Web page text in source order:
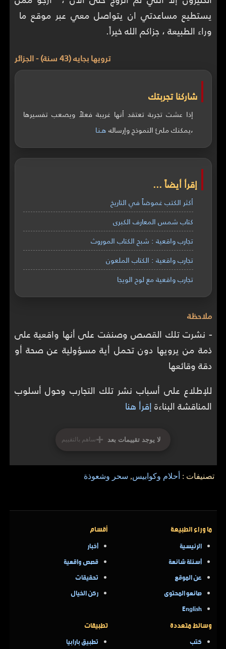
يستطيع مساعدتي ان يتواصل معي عبر موقع ما
وراء الطبيعة ، جزاكم الله خيراً.
ترويها بجايه (43 سنة) - الجزائر
شاركنا تجربتك
إذا عشت تجربة تعتقد أنها غريبة فعلاً ويصعب تفسيرها
،يمكنك ملئ النموذج وإرسالههـنـا
إقرأ أيضاً ...
أكثر الكتب غموضاً في التاريخ
كتاب شمس المعارف الكبرى
تجارب واقعية : شبح الكتاب الموروث
تجارب واقعية : الكتاب الملعون
تجارب واقعية مع لوح الويجا
ملاحظة
- نشرت تلك القصص وصنفت على أنها واقعية على
ذمة من يرويها دون تحمل أية مسؤولية عن صحة أو
دقة وقائعها
للإطلاع على أسباب نشر تلك التجارب وحول أسلوب
المناقشة البناءةإقرأ هنا
لا يوجد تقييمات بعد +ساهم بالتقييم
تصنيفات : أحلام وكوابيس, سحر وشعوذة
ما وراء الطبيعة
الرئيسية
أسئلة شائعة
عن الموقع
صانعو المحتوى
English
أقسام
أخبار
قصص واقعية
تحقيقات
ركن الخيال
وسائط متعددة
كتب
تطبيقات
تطبيق بارابيا